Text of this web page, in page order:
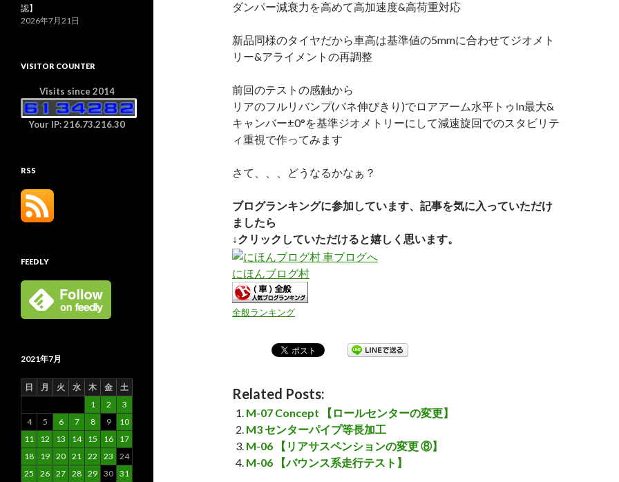
ダンパー減衰力を高めて高加速度&高荷重対応
新品同様のタイヤだから車高は基準値の5mmに合わせてジオメト
リー&アライメントの再調整
前回のテストの感触から
リアのフルリバンプ(バネ伸びきり)でロアアーム水平トゥIn最大&
キャンバー±0°を基準ジオメトリーにして減速旋回でのスタビリテ
ィ重視で作ってみます
さて、、、どうなるかなぁ？
ブログランキングに参加しています、記事を気に入っていただけ
ましたら
↓クリックしていただけると嬉しく思います。
にほんブログ村
全般ランキング
Related Posts:
M-07 Concept 【ロールセンターの変更】
M3 センターパイプ等長加工
M-06 【リアサスペンションの変更 ⑧】
M-06 【バウンス系走行テスト】
認】
2026年7月21日
VISITOR COUNTER
Visits since 2014
Your IP: 216.73.216.30
RSS
FEEDLY
2021年7月
日 月 火 水 木 金 土
1 2
3
4
5 6 7 8 9
10
11
12 13 14 15 16
17
18
19 20 21 22 23
24
25
26 27 28 29 30 31